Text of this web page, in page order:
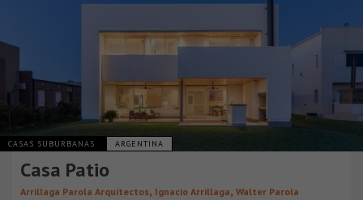
CASAS SUBURBANAS ARGENTINA
Casa Patio
Arrillaga Parola Arquitectos, Ignacio Arrillaga, Walter Parola